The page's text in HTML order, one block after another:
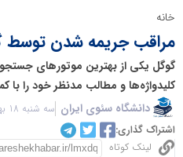
خانه
مراقب جریمه ‌شدن توسط
گوگل یکی از بهترین موتورهای جستجو
کلیدواژه‌ها و مطالب مدنظر خود را با
دانشگاه سئوی ایران سه شنبه 18 بهمن 1401 - 08:03
اشتراک گذاری:
لینک کوتاه